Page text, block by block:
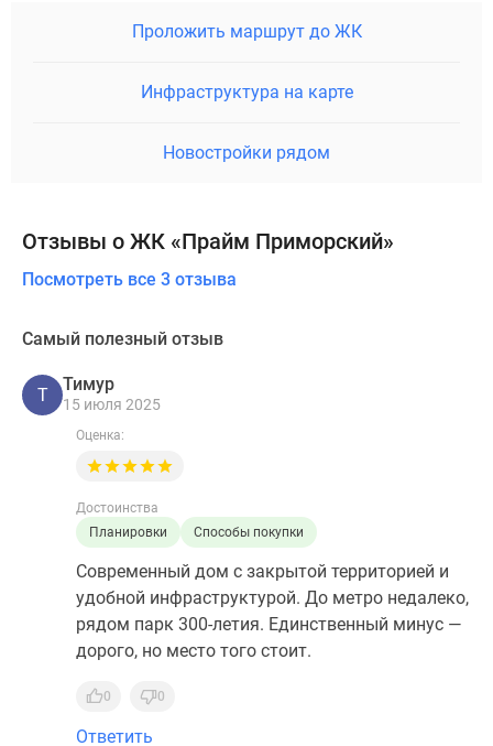
Проложить маршрут до ЖК
Инфраструктура на карте
Новостройки рядом
Отзывы о ЖК «Прайм Приморский»
Посмотреть все 3 отзыва
Самый полезный отзыв
Т
Тимур
15 июля 2025
Оценка:
Достоинства
Планировки
Способы покупки
Современный дом с закрытой территорией и
удобной инфраструктурой. До метро недалеко,
рядом парк 300-летия. Единственный минус —
дорого, но место того стоит.
0 0
Ответить